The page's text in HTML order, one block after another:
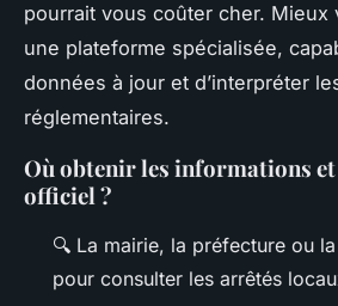
pourrait vous coûter cher. Mieux
une plateforme spécialisée,
données à jour et d’interpréter
réglementaires.
Où obtenir les informations
officiel ?
🔍 La mairie, la préfecture ou
pour consulter les arrêtés